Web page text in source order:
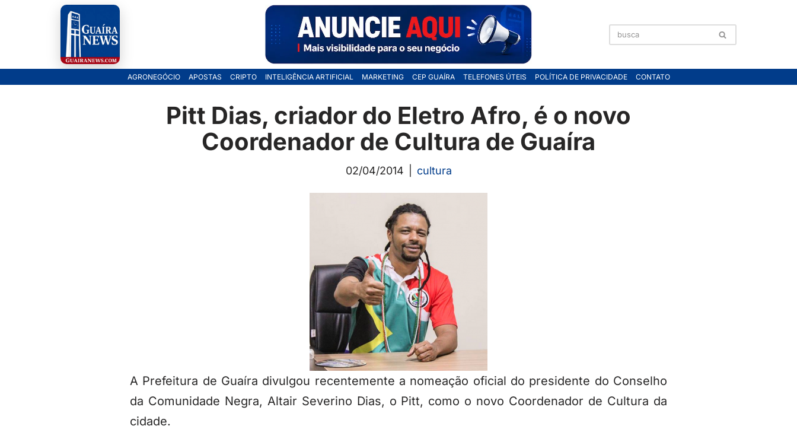
AGRONEGÓCIO APOSTAS CRIPTO INTELIGÊNCIA ARTIFICIAL MARKETING CEP GUAÍRA TELEFONES ÚTEIS POLÍTICA DE PRIVACIDADE CONTATO
Pitt Dias, criador do Eletro Afro, é o novo
Coordenador de Cultura de Guaíra
02/04/2014 cultura
A Prefeitura de Guaíra divulgou recentemente a nomeação oficial do presidente do Conselho
da Comunidade Negra, Altair Severino Dias, o Pitt, como o novo Coordenador de Cultura da
cidade.